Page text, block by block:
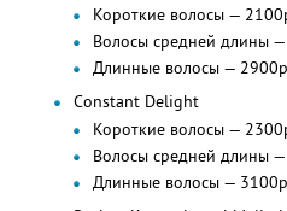
Короткие волосы —
Волосы средней длины
Длинные волосы —
Constant Delight
Короткие волосы —
Волосы средней длины
Длинные волосы —